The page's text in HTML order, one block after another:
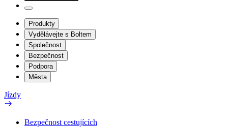
Produkty
Vydělávejte s Boltem
Společnost
Bezpečnost
Podpora
Města
Jízdy
Bezpečnost cestujících